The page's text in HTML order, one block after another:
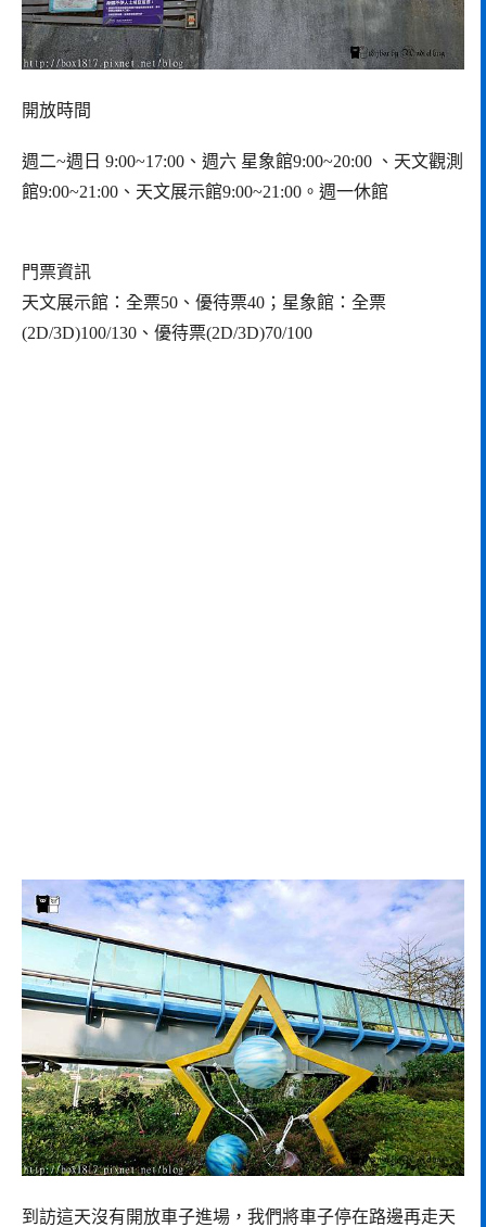
開放時間
週二~週日 9:00~17:00、週六 星象館9:00~20:00 、天文觀測
館9:00~21:00、天文展示館9:00~21:00。週一休館
門票資訊
天文展示館：全票50、優待票40；星象館：全票
(2D/3D)100/130、優待票(2D/3D)70/100
到訪這天沒有開放車子進場，我們將車子停在路邊再走天